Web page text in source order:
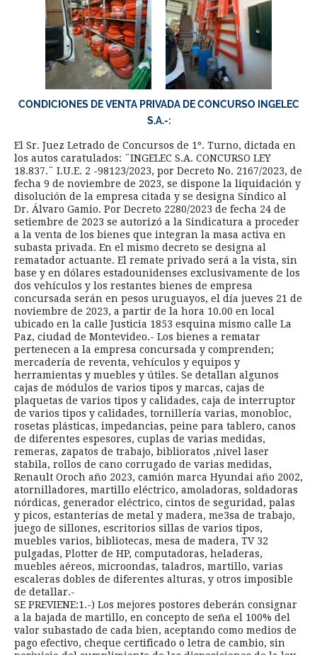
CONDICIONES DE VENTA PRIVADA DE CONCURSO INGELEC
S.A.-:
El Sr. Juez Letrado de Concursos de 1º. Turno, dictada en
los autos caratulados: ¨INGELEC S.A. CONCURSO LEY
18.837.¨ I.U.E. 2 -98123/2023, por Decreto No. 2167/2023, de
fecha 9 de noviembre de 2023, se dispone la liquidación y
disolución de la empresa citada y se designa Síndico al
Dr. Álvaro Gamio. Por Decreto 2280/2023 de fecha 24 de
setiembre de 2023 se autorizó a la Sindicatura a proceder
a la venta de los bienes que integran la masa activa en
subasta privada. En el mismo decreto se designa al
rematador actuante. El remate privado será a la vista, sin
base y en dólares estadounidenses exclusivamente de los
dos vehículos y los restantes bienes de empresa
concursada serán en pesos uruguayos, el día jueves 21 de
noviembre de 2023, a partir de la hora 10.00 en local
ubicado en la calle Justicia 1853 esquina mismo calle La
Paz, ciudad de Montevideo.- Los bienes a rematar
pertenecen a la empresa concursada y comprenden;
mercadería de reventa, vehículos y equipos y
herramientas y muebles y útiles. Se detallan algunos
cajas de módulos de varios tipos y marcas, cajas de
plaquetas de varios tipos y calidades, caja de interruptor
de varios tipos y calidades, tornillería varias, monobloc,
rosetas plásticas, impedancias, peine para tablero, canos
de diferentes espesores, cuplas de varias medidas,
remeras, zapatos de trabajo, biblioratos ,nivel laser
stabila, rollos de cano corrugado de varias medidas,
Renault Oroch año 2023, camión marca Hyundai año 2002,
atornilladores, martillo eléctrico, amoladoras, soldadoras
nórdicas, generador eléctrico, cintos de seguridad, palas
y picos, estanterías de metal y madera, me3sa de trabajo,
juego de sillones, escritorios sillas de varios tipos,
muebles varios, bibliotecas, mesa de madera, TV 32
pulgadas, Plotter de HP, computadoras, heladeras,
muebles aéreos, microondas, taladros, martillo, varias
escaleras dobles de diferentes alturas, y otros imposible
de detallar.-
SE PREVIENE:1.-) Los mejores postores deberán consignar
a la bajada de martillo, en concepto de seña el 100% del
valor subastado de cada bien, aceptando como medios de
pago efectivo, cheque certificado o letra de cambio, sin